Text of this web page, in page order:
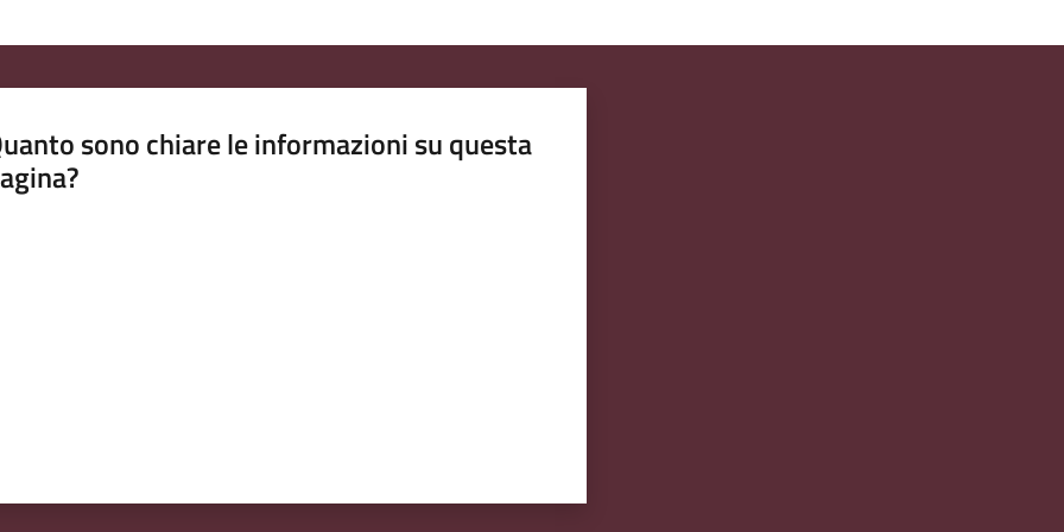
sono chiare le informazioni su questa